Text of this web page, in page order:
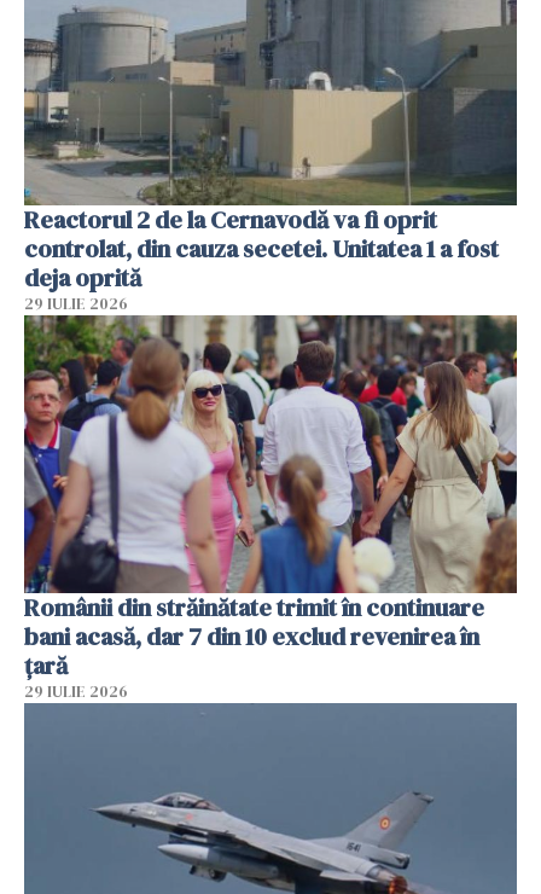
Reactorul 2 de la Cernavodă va fi oprit
controlat, din cauza secetei. Unitatea 1 a fost
deja oprită
29 IULIE 2026
Românii din străinătate trimit în continuare
bani acasă, dar 7 din 10 exclud revenirea în
țară
29 IULIE 2026